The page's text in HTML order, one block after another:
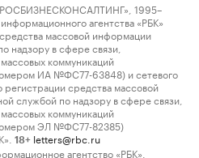
1995–
агентства «РБК»
массовой информации
надзору в сфере связи,
коммуникаций
ИА №ФС77-63848) и сетевого
регистрации средства массовой
службой по надзору в сфере связи,
коммуникаций
ЭЛ №ФС77-82385)
18+ letters@rbc.ru
агентство «РБК».